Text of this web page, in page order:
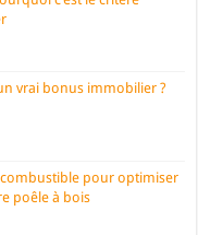
vrai bonus immobilier ?
pour optimiser
poêle à bois